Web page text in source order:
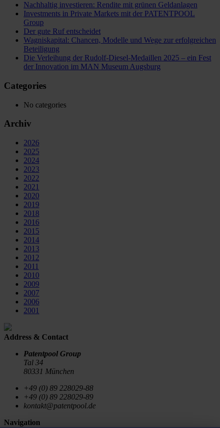
Nachhaltig investieren: Rendite mit grünen Geldanlagen
Investments in Private Markets mit der PATENTPOOL
Group
Der gute Ruf entscheidet
Wagniskapital: Chancen, Modelle und Wege zur erfolgreichen
Beteiligung
Die Verleihung der Rudolf-Diesel-Medaillen 2025 – ein Fest
der Innovation im MAN Museum Augsburg
Categories
No categories
Archiv
2026
2025
2024
2023
2022
2021
2020
2019
2018
2016
2015
2014
2013
2012
2011
2010
2009
2007
2006
2001
Address & Contact
Patentpool Group
Tal 34
80331 München
+49 (0) 89 228029-88
+49 (0) 89 228029-89
kontakt@patentpool.de
Navigation